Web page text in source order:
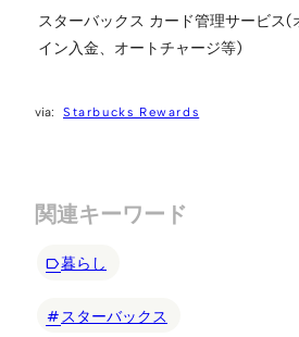
スターバックス カード管理サービス(
イン入金、オートチャージ等)
Starbucks Rewards
関連キーワード
暮らし
スターバックス